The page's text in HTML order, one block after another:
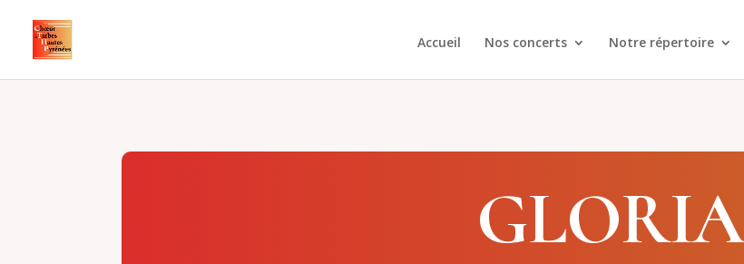
Accueil Nos concerts Notre répertoire
GLORIA